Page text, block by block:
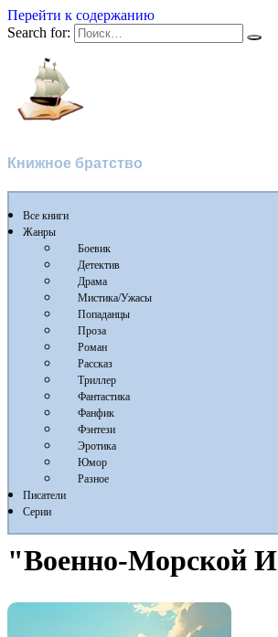
Перейти к содержанию
Search for:
Книжное братство
Все книги
Жанры
Боевик
Детектив
Драма
Мистика/Ужасы
Попаданцы
Проза
Роман
Рассказ
Триллер
Фантастика
Фанфик
Фэнтези
Эротика
Юмор
Разное
Писатели
Серии
"Военно-Морской